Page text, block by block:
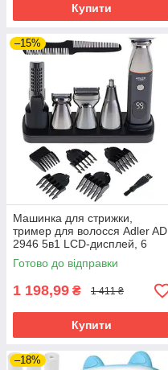
Купити
–15%
Машинка для стрижки,
тример для волосся Adler AD
2946 5в1 LCD-дисплей, 6
насадок, 60 хв. роботи
Готово до відправки
1 198,99 ₴ 1 411 ₴
Купити
–18%